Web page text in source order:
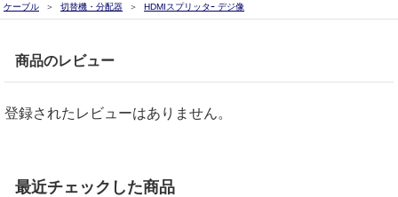
ケーブル
切替機・分配器 HDMIスプリッタｰ デジ像
商品のレビュー
登録されたレビューはありません。
最近チェックした商品